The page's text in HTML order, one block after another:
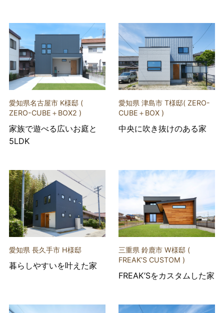
愛知県名古屋市 K様邸 (
ZERO-CUBE＋BOX2 )
家族で遊べる広いお庭と
5LDK
愛知県 津島市 T様邸( ZERO-
CUBE＋BOX )
中央に吹き抜けのある家
愛知県 長久手市 H様邸
暮らしやすいを叶えた家
三重県 鈴鹿市 W様邸 (
FREAK’S CUSTOM )
FREAK’Sをカスタムした家